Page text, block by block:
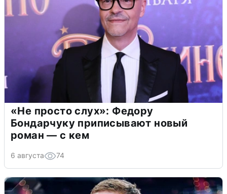
«Не просто слух»: Федору
Бондарчуку приписывают новый
роман — с кем
6 августа 74